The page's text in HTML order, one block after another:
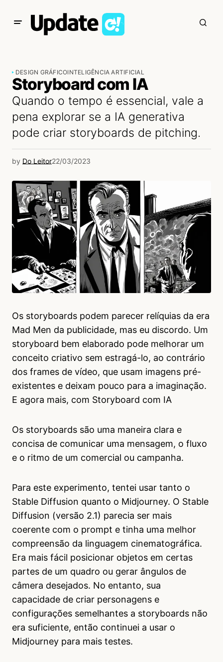
DESIGN GRÁFICOINTELIGÊNCIA ARTIFICIAL
Storyboard com IA
Quando o tempo é essencial, vale a
pena explorar se a IA generativa
pode criar storyboards de pitching.
by Do Leitor22/03/2023
Os storyboards podem parecer relíquias da era
Mad Men da publicidade, mas eu discordo. Um
storyboard bem elaborado pode melhorar um
conceito criativo sem estragá-lo, ao contrário
dos frames de vídeo, que usam imagens pré-
existentes e deixam pouco para a imaginação.
E agora mais, com Storyboard com IA
Os storyboards são uma maneira clara e
concisa de comunicar uma mensagem, o fluxo
e o ritmo de um comercial ou campanha.
Para este experimento, tentei usar tanto o
Stable Diffusion quanto o Midjourney. O Stable
Diffusion (versão 2.1) parecia ser mais
coerente com o prompt e tinha uma melhor
compreensão da linguagem cinematográfica.
Era mais fácil posicionar objetos em certas
partes de um quadro ou gerar ângulos de
câmera desejados. No entanto, sua
capacidade de criar personagens e
configurações semelhantes a storyboards não
era suficiente, então continuei a usar o
Midjourney para mais testes.